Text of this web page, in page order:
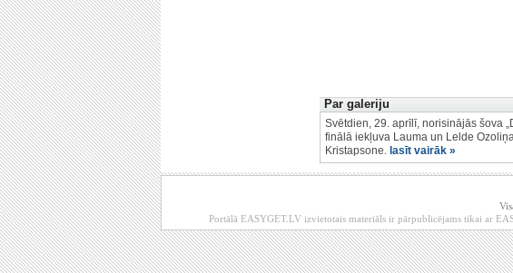
Par galeriju
Svētdien, 29. aprīlī, norisinājās šova
finālā iekļuva Lauma un Lelde
Kristapsone. lasīt vairāk »
Portālā EASYGET.LV izvietotais materiāls ir pārpublicējams tikai ar